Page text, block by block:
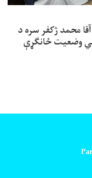
محمد ژکفر سره د
وضعیت ځانګړې